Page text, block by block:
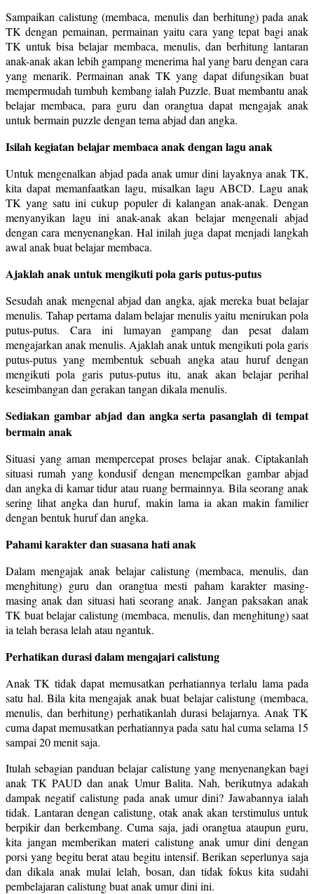
Sampaikan calistung (membaca, menulis dan berhitung) pada anak
TK dengan pemainan, permainan yaitu cara yang tepat bagi anak
TK untuk bisa belajar membaca, menulis, dan berhitung lantaran
anak-anak akan lebih gampang menerima hal yang baru dengan cara
yang menarik. Permainan anak TK yang dapat difungsikan buat
mempermudah tumbuh kembang ialah Puzzle. Buat membantu anak
belajar membaca, para guru dan orangtua dapat mengajak anak
untuk bermain puzzle dengan tema abjad dan angka.
Isilah kegiatan belajar membaca anak dengan lagu anak
Untuk mengenalkan abjad pada anak umur dini layaknya anak TK,
kita dapat memanfaatkan lagu, misalkan lagu ABCD. Lagu anak
TK yang satu ini cukup populer di kalangan anak-anak. Dengan
menyanyikan lagu ini anak-anak akan belajar mengenali abjad
dengan cara menyenangkan. Hal inilah juga dapat menjadi langkah
awal anak buat belajar membaca.
Ajaklah anak untuk mengikuti pola garis putus-putus
Sesudah anak mengenal abjad dan angka, ajak mereka buat belajar
menulis. Tahap pertama dalam belajar menulis yaitu menirukan pola
putus-putus. Cara ini lumayan gampang dan pesat dalam
mengajarkan anak menulis. Ajaklah anak untuk mengikuti pola garis
putus-putus yang membentuk sebuah angka atau huruf dengan
mengikuti pola garis putus-putus itu, anak akan belajar perihal
keseimbangan dan gerakan tangan dikala menulis.
Sediakan gambar abjad dan angka serta pasanglah di tempat
bermain anak
Situasi yang aman mempercepat proses belajar anak. Ciptakanlah
situasi rumah yang kondusif dengan menempelkan gambar abjad
dan angka di kamar tidur atau ruang bermainnya. Bila seorang anak
sering lihat angka dan huruf, makin lama ia akan makin familier
dengan bentuk huruf dan angka.
Pahami karakter dan suasana hati anak
Dalam mengajak anak belajar calistung (membaca, menulis, dan
menghitung) guru dan orangtua mesti paham karakter masing-
masing anak dan situasi hati seorang anak. Jangan paksakan anak
TK buat belajar calistung (membaca, menulis, dan menghitung) saat
ia telah berasa lelah atau ngantuk.
Perhatikan durasi dalam mengajari calistung
Anak TK tidak dapat memusatkan perhatiannya terlalu lama pada
satu hal. Bila kita mengajak anak buat belajar calistung (membaca,
menulis, dan berhitung) perhatikanlah durasi belajarnya. Anak TK
cuma dapat memusatkan perhatiannya pada satu hal cuma selama 15
sampai 20 menit saja.
Itulah sebagian panduan belajar calistung yang menyenangkan bagi
anak TK PAUD dan anak Umur Balita. Nah, berikutnya adakah
dampak negatif calistung pada anak umur dini? Jawabannya ialah
tidak. Lantaran dengan calistung, otak anak akan terstimulus untuk
berpikir dan berkembang. Cuma saja, jadi orangtua ataupun guru,
kita jangan memberikan materi calistung anak umur dini dengan
porsi yang begitu berat atau begitu intensif. Berikan seperlunya saja
dan dikala anak mulai lelah, bosan, dan tidak fokus kita sudahi
pembelajaran calistung buat anak umur dini ini.